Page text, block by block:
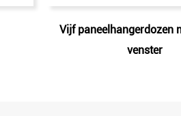
Vijf paneelhangerdozen
venster